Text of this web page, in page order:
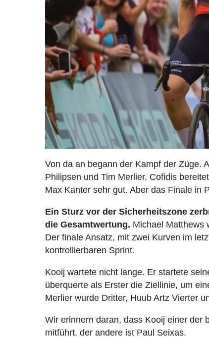
Von da an begann der Kampf der Züge.
Philipsen und Tim Merlier, Cofidis
Max Kanter sehr gut. Aber das Finale in
Ein Sturz vor der Sicherheitszone
die Gesamtwertung. Michael Matthews
Der finale Ansatz, mit zwei Kurven im
kontrollierbaren Sprint.
Kooij wartete nicht lange. Er startete
überquerte als Erster die Ziellinie, um
Merlier wurde Dritter, Huub Artz Vierter
Wir erinnern daran, dass Kooij einer der
mitführt, der andere ist Paul Seixas.